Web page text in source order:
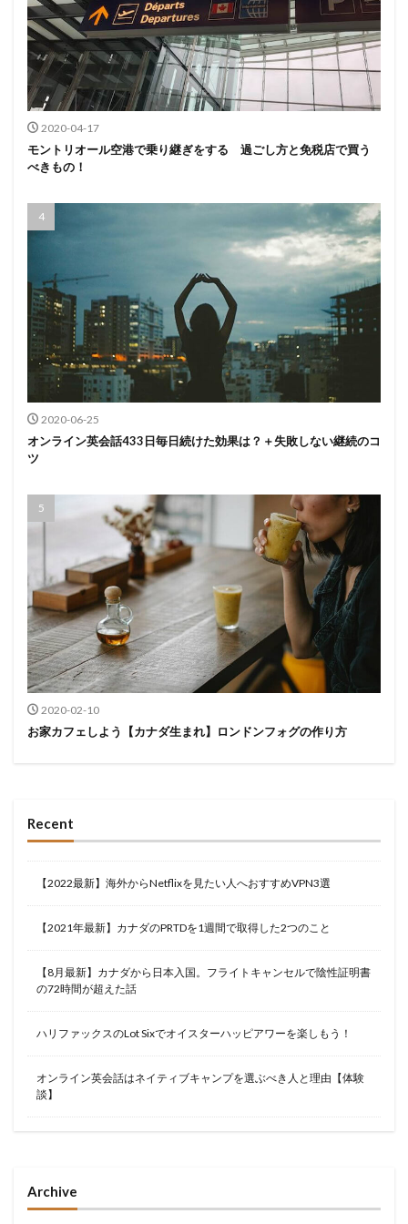
2020-04-17
モントリオール空港で乗り継ぎをする 過ごし方と免税店で買う
べきもの！
2020-06-25
オンライン英会話433日毎日続けた効果は？＋失敗しない継続のコ
ツ
2020-02-10
お家カフェしよう【カナダ生まれ】ロンドンフォグの作り方
Recent
【2022最新】海外からNetflixを見たい人へおすすめVPN3選
【2021年最新】カナダのPRTDを1週間で取得した2つのこと
【8月最新】カナダから日本入国。フライトキャンセルで陰性証明書
の72時間が超えた話
ハリファックスのLot Sixでオイスターハッピアワーを楽しもう！
オンライン英会話はネイティブキャンプを選ぶべき人と理由【体験
談】
Archive